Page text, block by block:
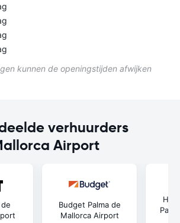
kunnen de openingstijden afwijken
verhuurders
Airport
Budget Palma de
Mallorca Airport